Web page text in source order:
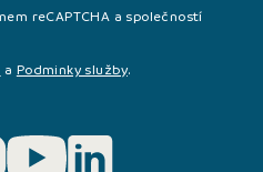
reCAPTCHA a společností
a Podminky služby.